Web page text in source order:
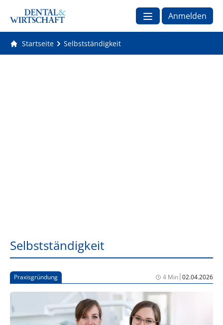
Anmelden
Startseite Selbstständigkeit
Selbstständigkeit
Praxisgründung 4 Min|02.04.2026